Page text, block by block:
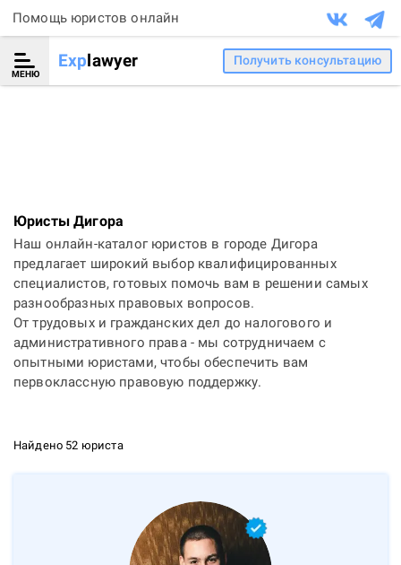
Помощь юристов онлайн
МЕНЮ
Explawyer Получить консультацию
Юристы Дигора
Наш онлайн-каталог юристов в городе Дигора
предлагает широкий выбор квалифицированных
специалистов, готовых помочь вам в решении самых
разнообразных правовых вопросов.
От трудовых и гражданских дел до налогового и
административного права - мы сотрудничаем с
опытными юристами, чтобы обеспечить вам
первоклассную правовую поддержку.
Найдено 52 юриста